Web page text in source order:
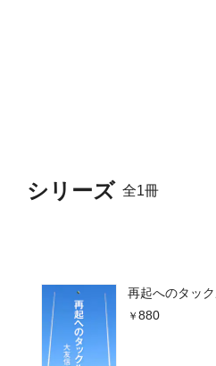
シリーズ 全1冊
再起へのタッ
880